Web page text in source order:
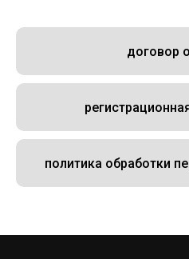
договор
политика обработки